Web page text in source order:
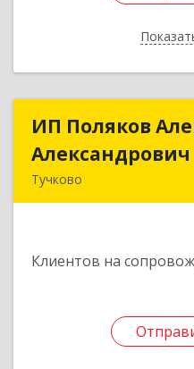
ИП Поляков
Александрович
Тучково
Клиентов на
ИП